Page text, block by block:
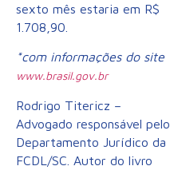
sexto mês estaria em R$
1.708,90.
*com informações do site
www.brasil.gov.br
Rodrigo Titericz –
Advogado responsável pelo
Departamento Jurídico da
FCDL/SC. Autor do livro